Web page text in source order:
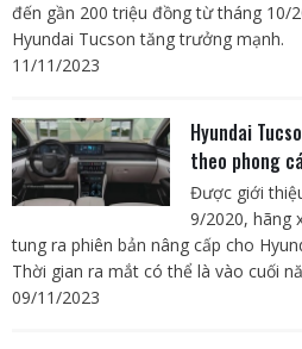
đến gần 200 triệu đồng từ tháng 10/
Hyundai Tucson tăng trưởng mạnh.
11/11/2023
Hyundai
theo phong
Được giới
9/2020, hãng
tung ra phiên bản nâng cấp cho
Thời gian ra mắt có thể là vào cuối
09/11/2023